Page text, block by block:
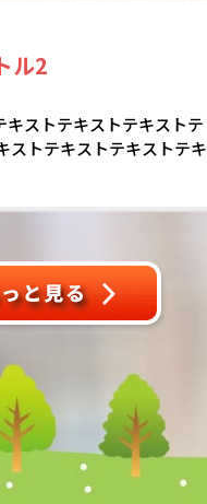
ル2
キストテキストテキストテ
ストテキストテキストテキ